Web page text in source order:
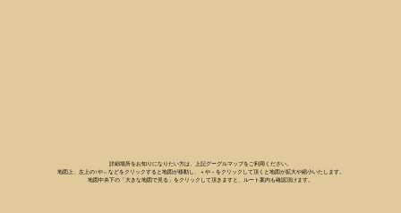
詳細場所をお知りになりたい方は、上記グーグルマップをご利用ください。
地図上、左上の↑や←などをクリックすると地図が移動し、＋や－をクリックして頂くと地図が拡大や縮小いたします。
地図中央下の「大きな地図で見る」をクリックして頂きますと、ルート案内も確認頂けます。